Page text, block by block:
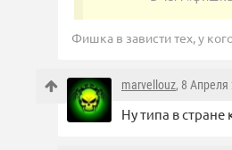
Фишка в зависти тех, у
marvellouz, 8 Апреля
Ну типа в